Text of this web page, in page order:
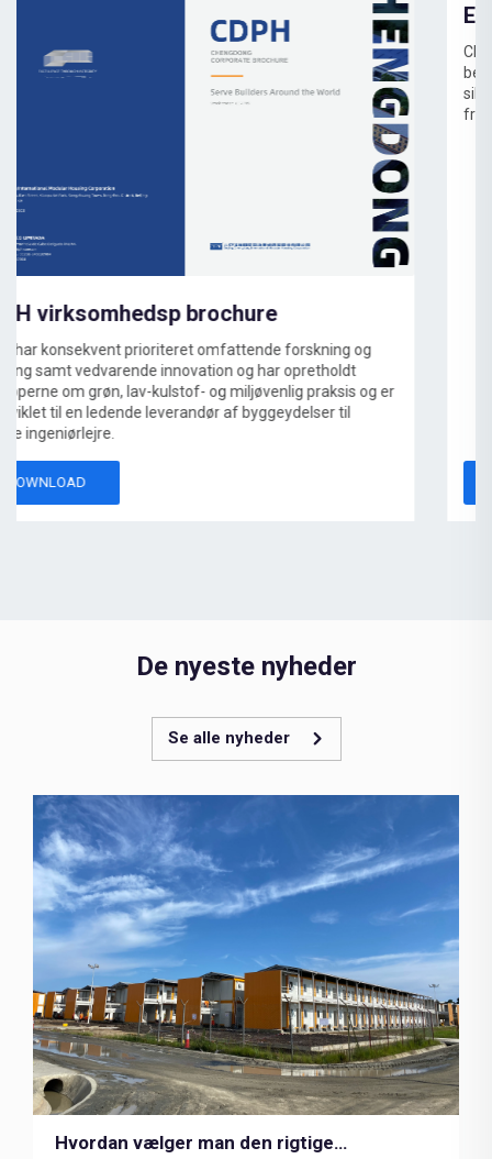
EPC-lejrehåndbog
CDPH leverer højkvalitets, skalerbare lejrbygningsløsninger og
besidder EPC-generelle entreprenørkompetencer, hvilket
sikrer, at ethvert projekt opfylder standarderne for
fremragende ydeevne.
DOWNLOAD
De nyeste nyheder
Se alle nyheder
Hvordan vælger man den rigtige